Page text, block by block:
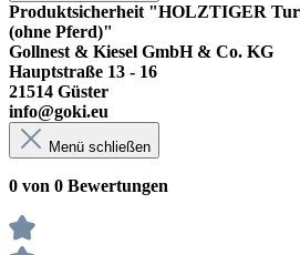
Produktsicherheit "HOLZTIGER
(ohne Pferd)"
Gollnest & Kiesel GmbH & Co. KG
Hauptstraße 13 - 16
21514 Güster
info@goki.eu
Menü schließen
0 von 0 Bewertungen